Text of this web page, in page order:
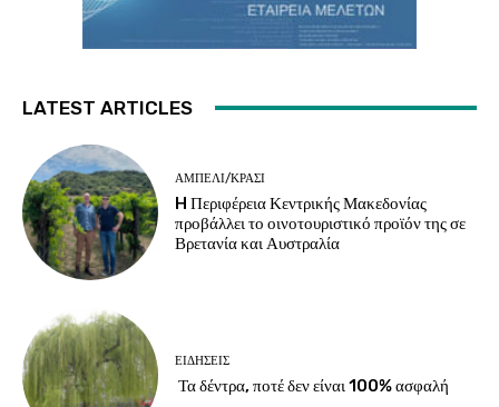
LATEST ARTICLES
ΑΜΠΈΛΙ/ΚΡΑΣΊ
H Περιφέρεια Κεντρικής Μακεδονίας
προβάλλει το οινοτουριστικό προϊόν της σε
Βρετανία και Αυστραλία
ΕΙΔΉΣΕΙΣ
Τα δέντρα, ποτέ δεν είναι 100% ασφαλή